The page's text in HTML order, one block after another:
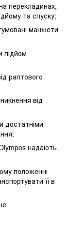
перекладинах,
та спуску;
манжети
підйом
раптового
від
достатніми
надають
положенні
її в